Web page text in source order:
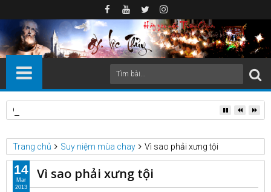
Quỳnh Lưu (Nghệ An) trong dòng chảy lịch sử: biến động
Trang chủ Suy niệm mùa chay Vì sao phải xưng tội
Vì sao phải xưng tội
14
Mar
2013